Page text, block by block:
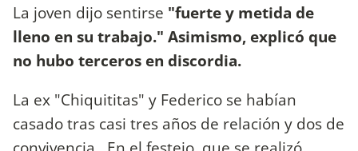
La joven dijo sentirse "fuerte y metida de
lleno en su trabajo." Asimismo, explicó que
no hubo terceros en discordia.
La ex "Chiquititas" y Federico se habían
casado tras casi tres años de relación y dos de